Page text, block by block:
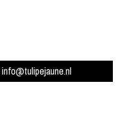
info@tulipejaune.nl